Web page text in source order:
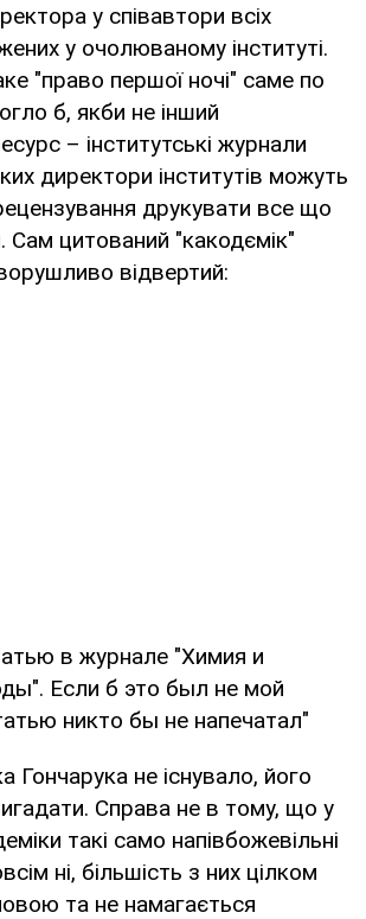
у співавтори всіх
у очолюваному інституті.
"право першої ночі" саме по
б, якби не інший
– інститутські журнали
директори інститутів можуть
друкувати все що
Сам цитований "какодємік"
відвертий:
в журнале "Химия и
Если б это был не мой
никто бы не напечатал"
Гончарука не існувало, його
Справа не в тому, що у
такі само напівбожевільні
ні, більшість з них цілком
та не намагається